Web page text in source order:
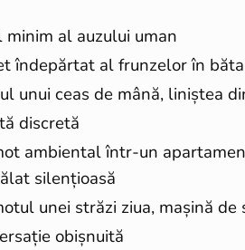
minim al auzului uman
îndepărtat al frunzelor în
unui ceas de mână, liniștea
discretă
ambiental într-un
silențioasă
unei străzi ziua, mașină
obișnuită